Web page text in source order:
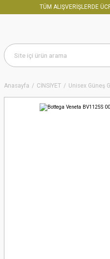
TÜM ALIŞVERİŞLERDE
Anasayfa CİNSİYET Unisex Güneş